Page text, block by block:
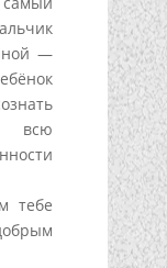
—
всю
тебе